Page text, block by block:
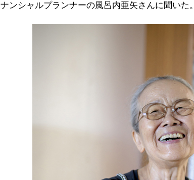
ナンシャルプランナーの風呂内亜矢さんに聞いた。